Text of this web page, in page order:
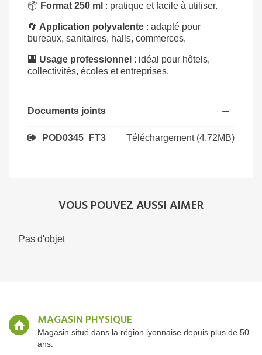
📦 Format 250 ml : pratique et facile à utiliser.
🔄 Application polyvalente : adapté pour
bureaux, sanitaires, halls, commerces.
🏢 Usage professionnel : idéal pour hôtels,
collectivités, écoles et entreprises.
Documents joints
POD0345_FT3 Téléchargement (4.72MB)
VOUS POUVEZ AUSSI AIMER
Pas d'objet
MAGASIN PHYSIQUE
Magasin situé dans la région lyonnaise depuis plus de 50
ans.